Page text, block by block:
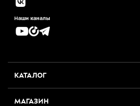
Наши каналы
КАТАЛОГ
МАГАЗИН